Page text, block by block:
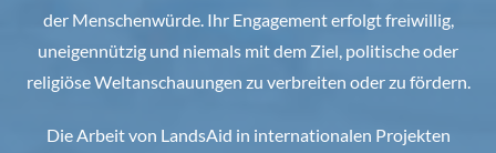
der Menschenwürde. Ihr Engagement erfolgt freiwillig,
uneigennützig und niemals mit dem Ziel, politische oder
religiöse Weltanschauungen zu verbreiten oder zu fördern.
Die Arbeit von LandsAid in internationalen Projekten